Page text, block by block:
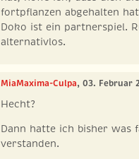
fortpflanzen abgehalten
Doko ist ein partnerspiel.
alternativlos.
MiaMaxima-Culpa, 03. Februar
Hecht?
Dann hatte ich bisher was
verstanden.